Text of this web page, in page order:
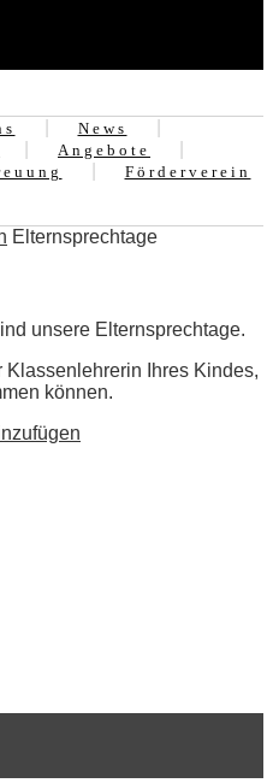
News
Angebote
Förderverein
Elternsprechtage
unsere Elternsprechtage.
Ihres Kindes,
können.